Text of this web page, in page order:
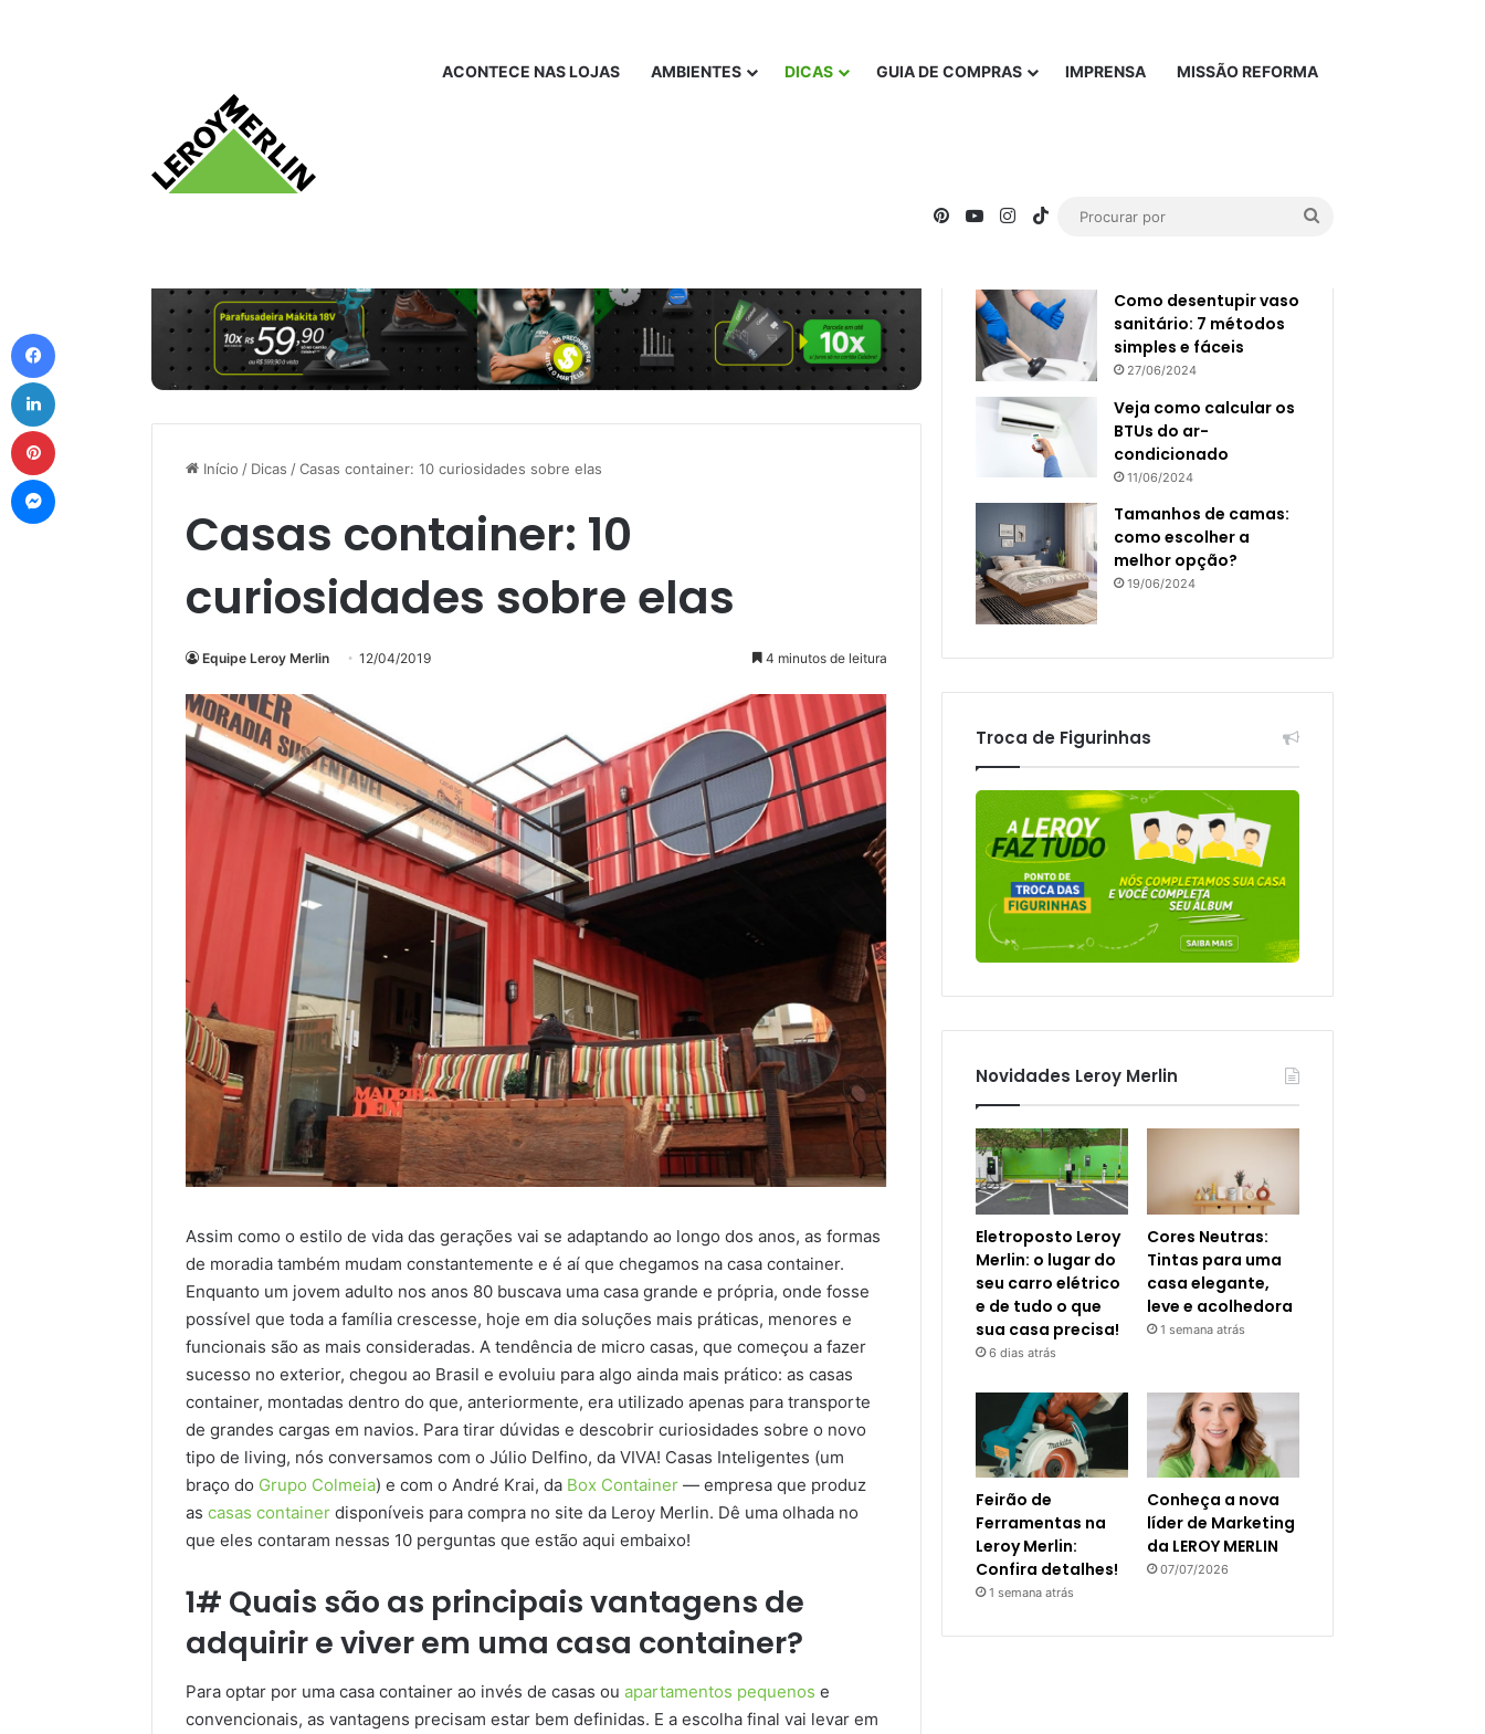
ACONTECE NAS LOJAS AMBIENTES DICAS GUIA DE COMPRAS IMPRENSA MISSÃO REFORMA
PinterestYouTubeInstagram
TikTok
Início / Dicas /Casas container: 10 curiosidades sobre elas
Casas container: 10
curiosidades sobre elas
Equipe Leroy Merlin 12/04/2019 4 minutos de leitura
Assim como o estilo de vida das gerações vai se adaptando ao longo dos anos, as formas
de moradia também mudam constantemente e é aí que chegamos na casa container.
Enquanto um jovem adulto nos anos 80 buscava uma casa grande e própria, onde fosse
possível que toda a família crescesse, hoje em dia soluções mais práticas, menores e
funcionais são as mais consideradas. A tendência de micro casas, que começou a fazer
sucesso no exterior, chegou ao Brasil e evoluiu para algo ainda mais prático: as casas
container, montadas dentro do que, anteriormente, era utilizado apenas para transporte
de grandes cargas em navios. Para tirar dúvidas e descobrir curiosidades sobre o novo
tipo de living, nós conversamos com o Júlio Delfino, da VIVA! Casas Inteligentes (um
braço do Grupo Colmeia) e com o André Krai, da Box Container — empresa que produz
as casas container disponíveis para compra no site da Leroy Merlin. Dê uma olhada no
que eles contaram nessas 10 perguntas que estão aqui embaixo!
1# Quais são as principais vantagens de
adquirir e viver em uma casa container?
Para optar por uma casa container ao invés de casas ou apartamentos pequenos e
convencionais, as vantagens precisam estar bem definidas. E a escolha final vai levar em
Popular
Como desentupir vaso
sanitário: 7 métodos
simples e fáceis
27/06/2024
Veja como calcular os
BTUs do ar-
condicionado
11/06/2024
Tamanhos de camas:
como escolher a
melhor opção?
19/06/2024
Troca de Figurinhas
Novidades Leroy Merlin
Eletroposto Leroy
Merlin: o lugar do
seu carro elétrico
e de tudo o que
sua casa precisa!
6 dias atrás
Cores Neutras:
Tintas para uma
casa elegante,
leve e acolhedora
1 semana atrás
Feirão de
Ferramentas na
Leroy Merlin:
Confira detalhes!
1 semana atrás
Conheça a nova
líder de Marketing
da LEROY MERLIN
07/07/2026